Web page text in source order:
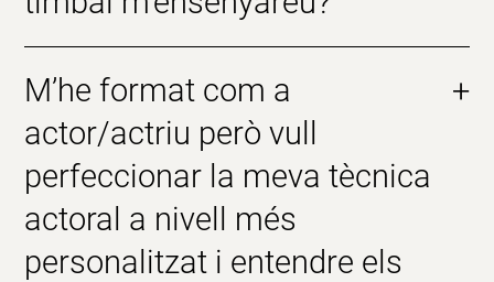
M’he format com a
actor/actriu però vull
perfeccionar la meva tècnica
actoral a nivell més
personalitzat i entendre els
+